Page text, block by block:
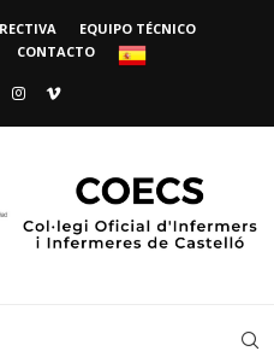
EQUIPO TÉCNICO
CONTACTO